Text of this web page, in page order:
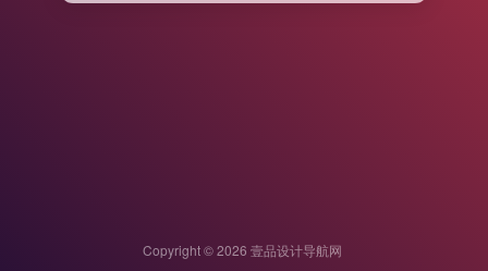
Copyright © 2026 壹品设计导航网